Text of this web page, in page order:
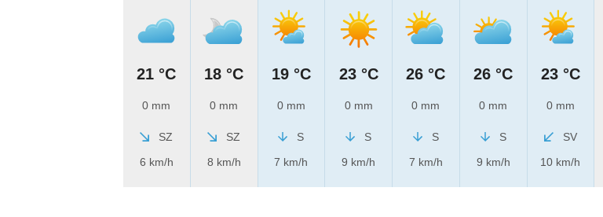
21 °C
0 mm
SZ
6 km/h
18 °C
0 mm
SZ
8 km/h
19 °C
0 mm
S
7 km/h
23 °C
0 mm
S
9 km/h
26 °C
0 mm
S
7 km/h
26 °C
0 mm
S
9 km/h
23 °C
0 mm
SV
10 km/h